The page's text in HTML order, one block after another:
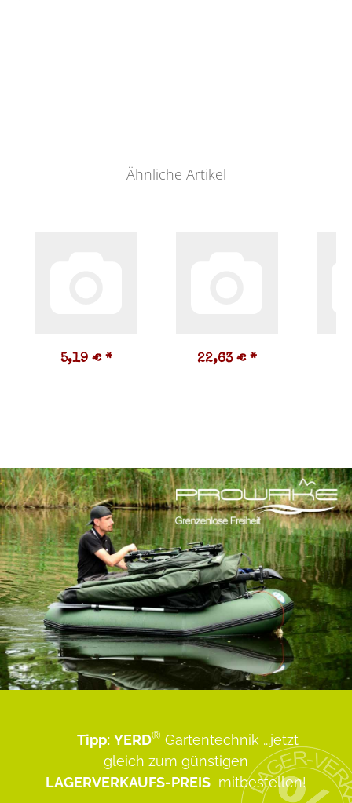
Ähnliche Artikel
5,19 € * 22,63 € *
Tipp: YERD® Gartentechnik ...jetzt
gleich zum günstigen
LAGERVERKAUFS-PREIS mitbestellen!